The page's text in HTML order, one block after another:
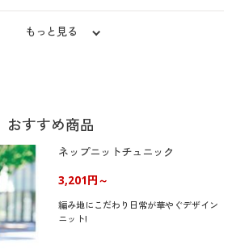
もっと見る
おすすめ商品
ネップニットチュニック
3,201円～
編み地にこだわり日常が華やぐデザイン
ニット!